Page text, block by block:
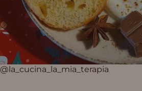
@la_cucina_la_mia_terapia